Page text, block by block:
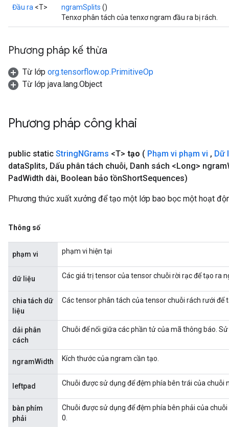
Đầu ra <T> ngramSplits ()
Tenxơ phân tách của tenxơ ngram đầu ra bị rách.
Phương pháp kế thừa
Từ lớp org.tensorflow.op.PrimitiveOp
Từ lớp java.lang.Object
Phương pháp công khai
public static StringNGrams <T> tạo ( Phạm vi phạm vi , Dữ
dataSplits, Dấu phân tách chuỗi, Danh sách <Long> ngram
PadWidth dài, Boolean bảo tồnShortSequences)
Phương thức xuất xưởng để tạo một lớp bao bọc một hoạt
Thông số
phạm vi phạm vi hiện tại
dữ liệu Các giá trị tensor của tensor chuỗi rời rạc để tạo ra
chia tách dữ
liệu
Các tensor phân tách của tensor chuỗi rách rưới để
dải phân
cách
Chuỗi để nối giữa các phần tử của mã thông báo.
ngramWidth Kích thước của ngram cần tạo.
leftpad Chuỗi được sử dụng để đệm phía bên trái của chuỗi
bàn phím
phải
Chuỗi được sử dụng để đệm phía bên phải của
0.